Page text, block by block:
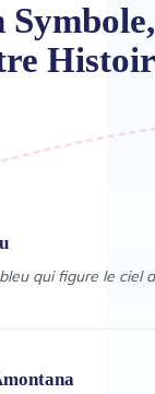
Symbole,
qui figure le ciel